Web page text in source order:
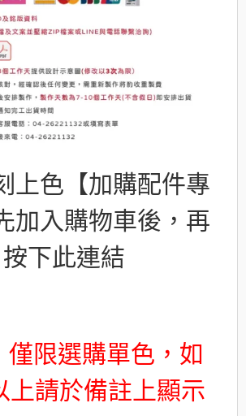
上色【加購配件專
加入購物車後，再
按下此連結
僅限選購單色，如
上請於備註上顯示